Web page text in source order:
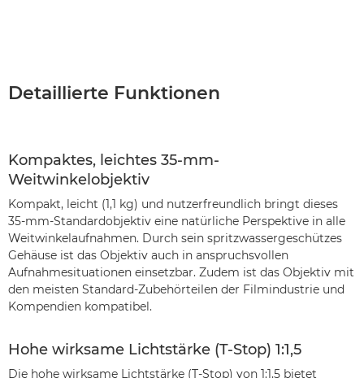
Detaillierte Funktionen
Kompaktes, leichtes 35-mm-
Weitwinkelobjektiv
Kompakt, leicht (1,1 kg) und nutzerfreundlich bringt dieses
35-mm-Standardobjektiv eine natürliche Perspektive in alle
Weitwinkelaufnahmen. Durch sein spritzwassergeschützes
Gehäuse ist das Objektiv auch in anspruchsvollen
Aufnahmesituationen einsetzbar. Zudem ist das Objektiv mit
den meisten Standard-Zubehörteilen der Filmindustrie und
Kompendien kompatibel.
Hohe wirksame Lichtstärke (T-Stop) 1:1,5
Die hohe wirksame Lichtstärke (T-Stop) von 1:1,5 bietet